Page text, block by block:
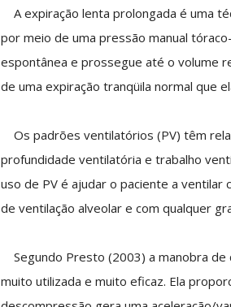
A expiração lenta prolongada é uma
por meio de uma pressão manual
espontânea e prossegue até o volume
de uma expiração tranqüila normal que
Os padrões ventilatórios (PV) têm
profundidade ventilatória e trabalho
uso de PV é ajudar o paciente a
de ventilação alveolar e com qualquer
Segundo Presto (2003) a manobra
muito utilizada e muito eficaz. Ela